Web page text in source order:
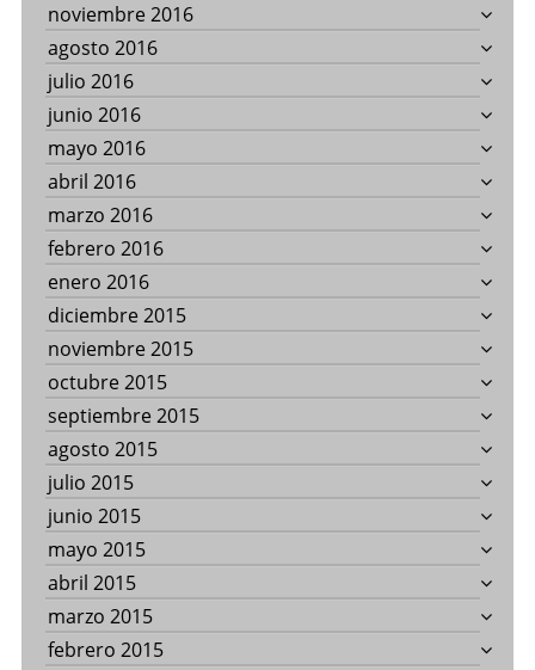
noviembre 2016
agosto 2016
julio 2016
junio 2016
mayo 2016
abril 2016
marzo 2016
febrero 2016
enero 2016
diciembre 2015
noviembre 2015
octubre 2015
septiembre 2015
agosto 2015
julio 2015
junio 2015
mayo 2015
abril 2015
marzo 2015
febrero 2015